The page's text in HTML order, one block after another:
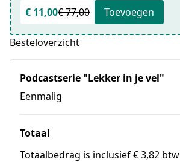
€ 11,00€ 77,00 Toevoegen
Besteloverzicht
Podcastserie "Lekker in je vel"
Eenmalig
Totaal
Totaalbedrag is inclusief € 3,82 btw